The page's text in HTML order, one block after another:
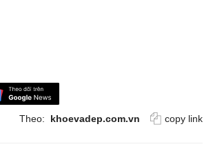
Theo: khoevadep.com.vn copy link